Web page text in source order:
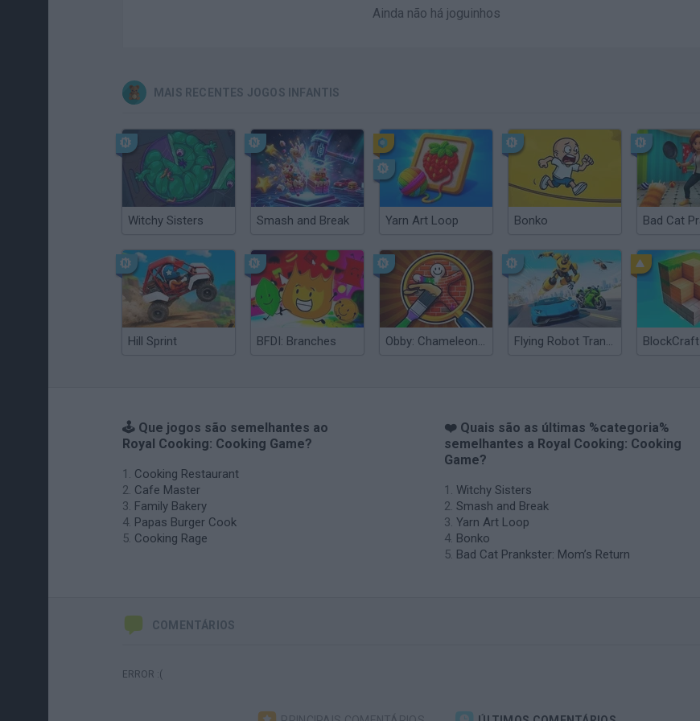
Ainda não há joguinhos
MAIS RECENTES JOGOS INFANTIS
Witchy Sisters Smash and Break Yarn Art Loop Bonko
Hill Sprint BFDI: Branches Obby: Chameleon: Paint & Hide Flying Robot Transform BlockCraft
🕹️ Que jogos são semelhantes ao
Royal Cooking: Cooking Game?
Cooking Restaurant
Cafe Master
Family Bakery
Papas Burger Cook
Cooking Rage
❤️ Quais são as últimas %categoria%
semelhantes a Royal Cooking: Cooking
Game?
Witchy Sisters
Smash and Break
Yarn Art Loop
Bonko
Bad Cat Prankster: Mom’s Return
COMENTÁRIOS
ERROR :(